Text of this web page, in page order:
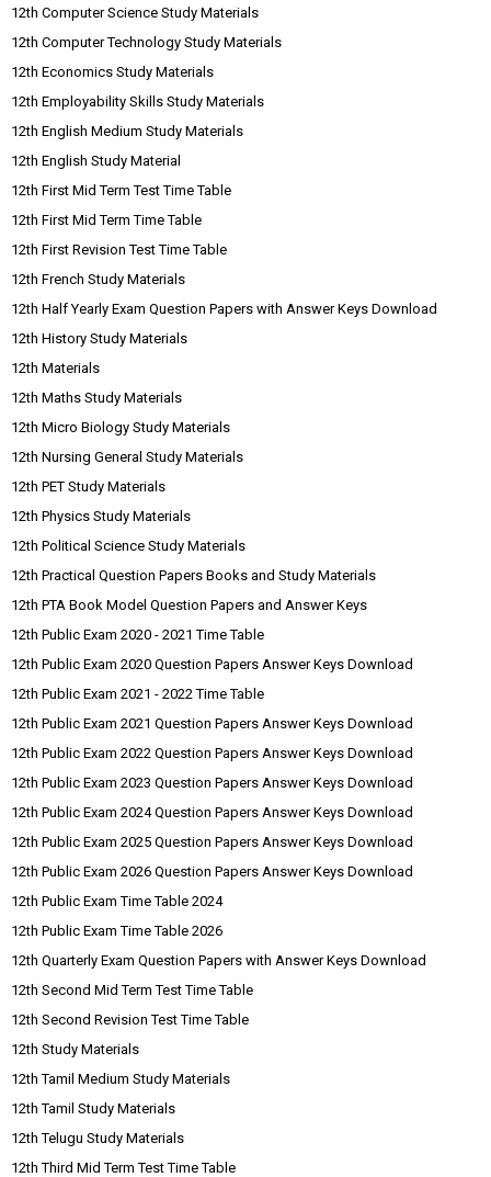
12th Computer Science Study Materials
12th Computer Technology Study Materials
12th Economics Study Materials
12th Employability Skills Study Materials
12th English Medium Study Materials
12th English Study Material
12th First Mid Term Test Time Table
12th First Mid Term Time Table
12th First Revision Test Time Table
12th French Study Materials
12th Half Yearly Exam Question Papers with Answer Keys Download
12th History Study Materials
12th Materials
12th Maths Study Materials
12th Micro Biology Study Materials
12th Nursing General Study Materials
12th PET Study Materials
12th Physics Study Materials
12th Political Science Study Materials
12th Practical Question Papers Books and Study Materials
12th PTA Book Model Question Papers and Answer Keys
12th Public Exam 2020 - 2021 Time Table
12th Public Exam 2020 Question Papers Answer Keys Download
12th Public Exam 2021 - 2022 Time Table
12th Public Exam 2021 Question Papers Answer Keys Download
12th Public Exam 2022 Question Papers Answer Keys Download
12th Public Exam 2023 Question Papers Answer Keys Download
12th Public Exam 2024 Question Papers Answer Keys Download
12th Public Exam 2025 Question Papers Answer Keys Download
12th Public Exam 2026 Question Papers Answer Keys Download
12th Public Exam Time Table 2024
12th Public Exam Time Table 2026
12th Quarterly Exam Question Papers with Answer Keys Download
12th Second Mid Term Test Time Table
12th Second Revision Test Time Table
12th Study Materials
12th Tamil Medium Study Materials
12th Tamil Study Materials
12th Telugu Study Materials
12th Third Mid Term Test Time Table